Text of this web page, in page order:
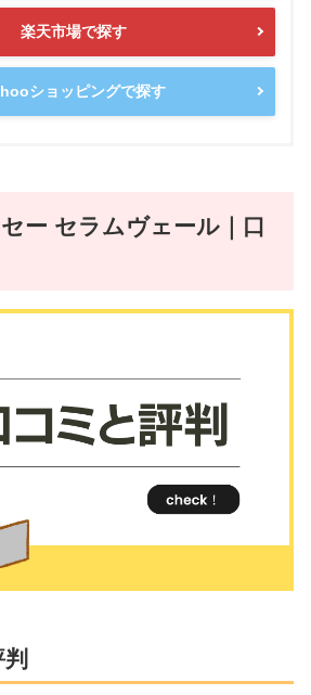
楽天市場で探す
ショッピングで探す
ー セラムヴェール｜口